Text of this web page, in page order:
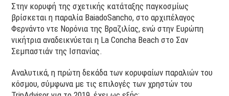
Στην κορυφή της σχετικής κατάταξης παγκοσμίως
βρίσκεται η παραλία BaiadoSancho, στο αρχιπέλαγος
Φερνάντο ντε Νορόνια της Βραζιλίας, ενώ στην Ευρώπη
νικήτρια αναδεικνύεται η La Concha Beach στο Σαν
Σεμπαστιάν της Ισπανίας.
Αναλυτικά, η πρώτη δεκάδα των κορυφαίων παραλιών του
κόσμου, σύμφωνα με τις επιλογές των χρηστών του